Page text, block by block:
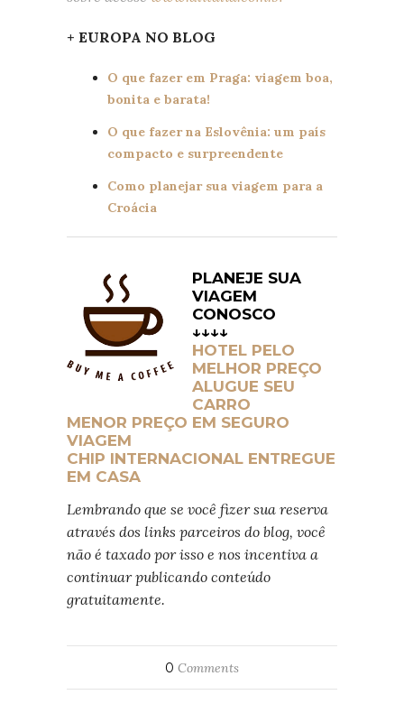
+ EUROPA NO BLOG
O que fazer em Praga: viagem boa,
bonita e barata!
O que fazer na Eslovênia: um país
compacto e surpreendente
Como planejar sua viagem para a
Croácia
PLANEJE SUA
VIAGEM
CONOSCO
↓↓↓↓
HOTEL PELO
MELHOR PREÇO
ALUGUE SEU
CARRO
MENOR PREÇO EM SEGURO
VIAGEM
CHIP INTERNACIONAL ENTREGUE
EM CASA
Lembrando que se você fizer sua reserva
através dos links parceiros do blog, você
não é taxado por isso e nos incentiva a
continuar publicando conteúdo
gratuitamente.
0 Comments